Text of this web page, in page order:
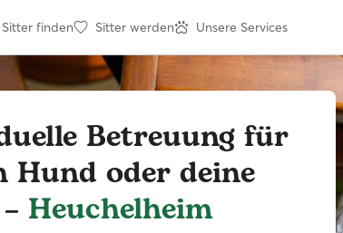
Sitter finden Sitter werden Unsere Services
Betreuung für
Hund oder deine
Heuchelheim